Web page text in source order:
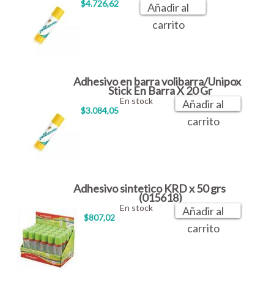
$4.726,62
Añadir al
carrito
Adhesivo en barra volibarra/Unipox
Stick En Barra X 20 Gr
$3.084,05
En stock
Añadir al
carrito
Adhesivo sintetico KRD x 50 grs
(015618)
$807,02
En stock
Añadir al
carrito